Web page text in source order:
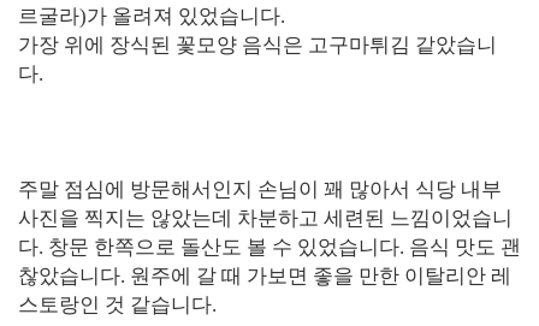
르굴라)가 올려져 있었습니다.
가장 위에 장식된 꽃모양 음식은 고구마튀김 같았습니
다.
주말 점심에 방문해서인지 손님이 꽤 많아서 식당 내부
사진을 찍지는 않았는데 차분하고 세련된 느낌이었습니
다. 창문 한쪽으로 돌산도 볼 수 있었습니다. 음식 맛도 괜
찮았습니다. 원주에 갈 때 가보면 좋을 만한 이탈리안 레
스토랑인 것 같습니다.